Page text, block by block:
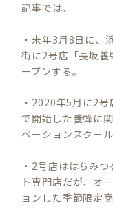
記事では、
・来年3月8日に、
街に2号店「長坂養
ープンする。
・2020年5月に2
で開始した養蜂に
ベーションスクー
・2号店ははちみ
ト専門店だが、オ
ョンした季節限定